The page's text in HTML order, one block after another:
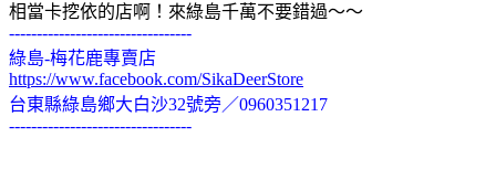
相當卡挖依的店啊！來綠島千萬不要錯過～～
---------------------------------
綠島-梅花鹿專賣店
https://www.facebook.com/SikaDeerStore
台東縣綠島鄉大白沙32號旁／0960351217
---------------------------------